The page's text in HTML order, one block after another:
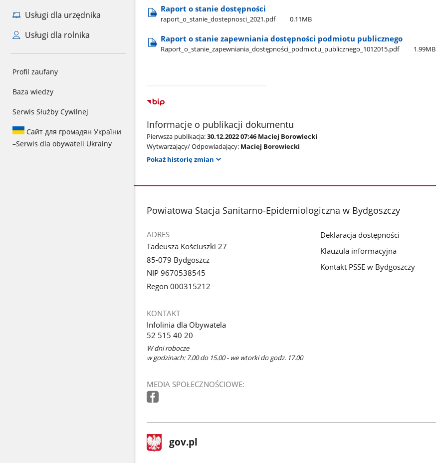
Usługi dla urzędnika
Usługi dla rolnika
Profil zaufany
Baza wiedzy
Serwis Służby Cywilnej
Сайт для громадян України
–Serwis dla obywateli Ukrainy
Raport o stanie dostępności
raport​_o​_stanie​_dostepnosci​_2021.pdf 0.11MB
Raport o stanie zapewniania dostępności podmiotu publicznego
Raport​_o​_stanie​_zapewniania​_dostępności​_podmiotu​_publicznego​_1012015.pdf 1.99MB
Informacje o publikacji dokumentu
Pierwsza publikacja:30.12.2022 07:46 Maciej Borowiecki
Wytwarzający/ Odpowiadający: Maciej Borowiecki
Pokaż historię zmian
stopka
Powiatowa Stacja Sanitarno-Epidemiologiczna w Bydgoszczy
ADRES
Tadeusza Kościuszki 27
85-079 Bydgoszcz
NIP 9670538545
Regon 000315212
KONTAKT
Infolinia dla Obywatela
52 515 40 20
W dni robocze
w godzinach: 7.00 do 15.00 - we wtorki do godz. 17.00
MEDIA SPOŁECZNOŚCIOWE:
Deklaracja dostępności
Klauzula informacyjna
Kontakt PSSE w Bydgoszczy
stopka
gov.pl Strona
gov.pl